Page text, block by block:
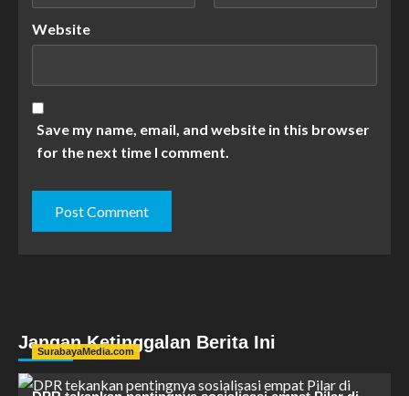
Website
Save my name, email, and website in this browser
for the next time I comment.
Jangan Ketinggalan Berita Ini
SurabayaMedia.com